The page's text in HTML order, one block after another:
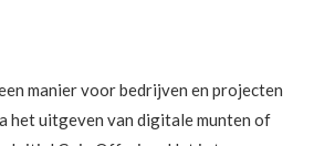
manier voor bedrijven en projecten
het uitgeven van digitale munten of